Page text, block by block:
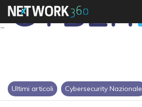
Ultimi articoli Cybersecurity Nazionale